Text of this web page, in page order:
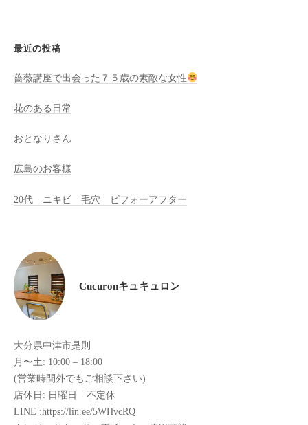
う
め
完
予
約
の
ベ
ー
ト
で
す
。
最近の投稿
薔薇講座で出会った７５歳の素敵な女性
花のある日常
おとなりさん
広島のお客様
20代 ニキビ 毛穴 ビフォーアフター
Cucuronキュキュロン
大分県中津市是則
月〜土: 10:00 – 18:00
(営業時間外でもご相談下さい)
店休日: 日曜日 不定休
LINE :https://lin.ee/5WHvcRQ